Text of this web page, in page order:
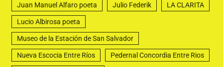
Juan Manuel Alfaro poeta Julio Federik LA CLARITA
Lucio Albirosa poeta
Museo de la Estación de San Salvador
Nueva Escocia Entre Ríos Pedernal Concordia Entre Rios